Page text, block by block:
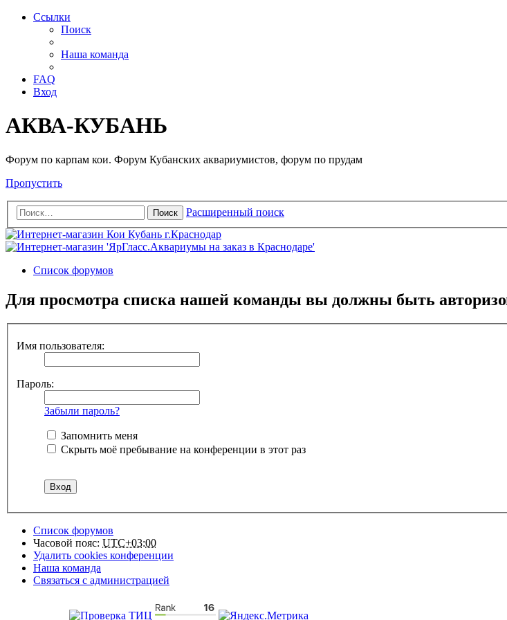
Ссылки
Поиск
Наша команда
FAQ
Вход
АКВА-КУБАНЬ
Форум по карпам кои. Форум Кубанских аквариумистов, форум по прудам
Пропустить
Поиск Расширенный поиск
Список форумов
Для просмотра списка нашей команды вы должны быть
Имя пользователя:
Пароль:
Забыли пароль?
Запомнить меня
Скрыть моё пребывание на конференции в этот раз
Список форумов
Часовой пояс: UTC+03:00
Удалить cookies конференции
Наша команда
Связаться с администрацией